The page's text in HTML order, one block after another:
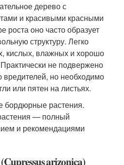
дерево с
и красивыми красными
оно часто образует
структуру. Легко
кислых, влажных и хорошо
не подвержено
но необходимо
или пятен на листьях.
arizonica)